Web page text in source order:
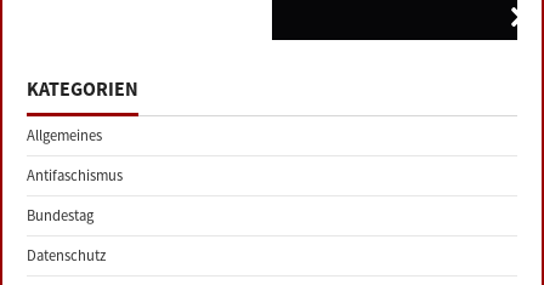
KATEGORIEN
Allgemeines
Antifaschismus
Bundestag
Datenschutz